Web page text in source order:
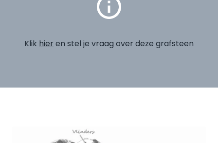
Klik hier en stel je vraag over deze grafsteen